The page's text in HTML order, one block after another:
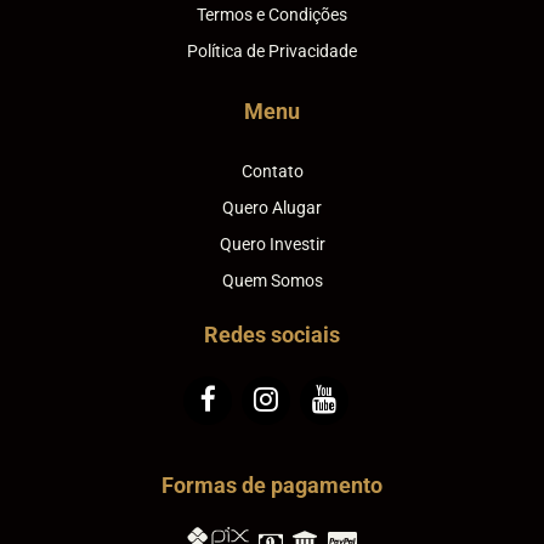
Termos e Condições
Política de Privacidade
Menu
Contato
Quero Alugar
Quero Investir
Quem Somos
Redes sociais
Formas de pagamento